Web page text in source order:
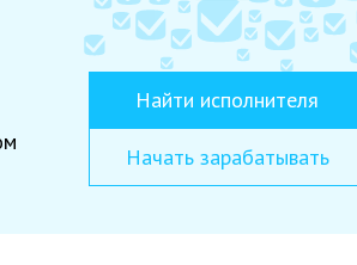
Найти исполнителя
Начать зарабатывать